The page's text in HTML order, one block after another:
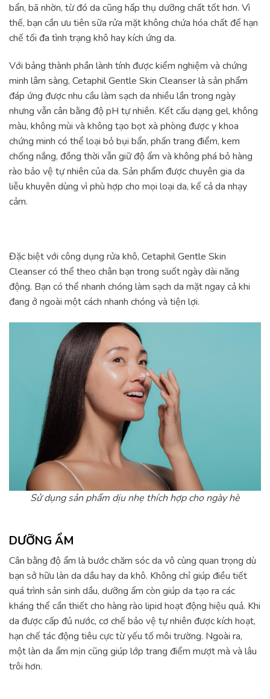
bẩn, bã nhờn, từ đó da cũng hấp thụ dưỡng chất tốt hơn. Vì
thế, bạn cần ưu tiên sữa rửa mặt không chứa hóa chất để hạn
chế tối đa tình trạng khô hay kích ứng da.
Với bảng thành phần lành tính được kiểm nghiệm và chứng
minh lâm sàng, Cetaphil Gentle Skin Cleanser là sản phẩm
đáp ứng được nhu cầu làm sạch da nhiều lần trong ngày
nhưng vẫn cân bằng độ pH tự nhiên. Kết cấu dạng gel, không
màu, không mùi và không tạo bọt xà phòng được y khoa
chứng minh có thể loại bỏ bụi bẩn, phấn trang điểm, kem
chống nắng, đồng thời vẫn giữ độ ẩm và không phá bỏ hàng
rào bảo vệ tự nhiên của da. Sản phẩm được chuyên gia da
liễu khuyên dùng vì phù hợp cho mọi loại da, kể cả da nhạy
cảm.
Đặc biệt với công dụng rửa khô, Cetaphil Gentle Skin
Cleanser có thể theo chân bạn trong suốt ngày dài năng
động. Bạn có thể nhanh chóng làm sạch da mặt ngay cả khi
đang ở ngoài một cách nhanh chóng và tiện lợi.
Sử dụng sản phẩm dịu nhẹ thích hợp cho ngày hè
DƯỠNG ẨM
Cân bằng độ ẩm là bước chăm sóc da vô cùng quan trọng dù
bạn sở hữu làn da dầu hay da khô. Không chỉ giúp điều tiết
quá trình sản sinh dầu, dưỡng ẩm còn giúp da tạo ra các
kháng thể cần thiết cho hàng rào lipid hoạt động hiệu quả. Khi
da được cấp đủ nước, cơ chế bảo vệ tự nhiên được kích hoạt,
hạn chế tác động tiêu cực từ yếu tố môi trường. Ngoài ra,
một làn da ẩm mịn cũng giúp lớp trang điểm mượt mà và lâu
trôi hơn.